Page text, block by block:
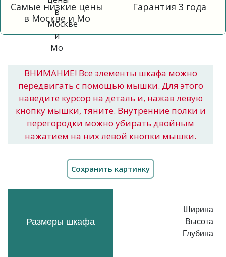
Самые низкие цены
в Москве и Мо
Гарантия 3 года
ВНИМАНИЕ! Все элементы шкафа можно
передвигать с помощью мышки. Для этого
наведите курсор на деталь и, нажав левую
кнопку мышки, тяните. Внутренние полки и
перегородки можно убирать двойным
нажатием на них левой кнопки мышки.
Размеры шкафа
Ширина
Высота
Глубина